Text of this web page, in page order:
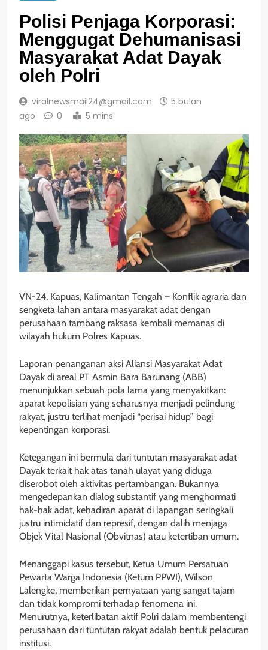
Polisi Penjaga Korporasi:
Menggugat Dehumanisasi
Masyarakat Adat Dayak
oleh Polri
viralnewsmail24@gmail.com
5 bulan
ago
0 5 mins
VN-24, Kapuas, Kalimantan Tengah – Konflik agraria dan
sengketa lahan antara masyarakat adat dengan
perusahaan tambang raksasa kembali memanas di
wilayah hukum Polres Kapuas.
Laporan penanganan aksi Aliansi Masyarakat Adat
Dayak di areal PT Asmin Bara Barunang (ABB)
menunjukkan sebuah pola lama yang menyakitkan:
aparat kepolisian yang seharusnya menjadi pelindung
rakyat, justru terlihat menjadi “perisai hidup” bagi
kepentingan korporasi.
Ketegangan ini bermula dari tuntutan masyarakat adat
Dayak terkait hak atas tanah ulayat yang diduga
diserobot oleh aktivitas pertambangan. Bukannya
mengedepankan dialog substantif yang menghormati
hak-hak adat, kehadiran aparat di lapangan seringkali
justru intimidatif dan represif, dengan dalih menjaga
Objek Vital Nasional (Obvitnas) atau ketertiban umum.
Menanggapi kasus tersebut, Ketua Umum Persatuan
Pewarta Warga Indonesia (Ketum PPWI), Wilson
Lalengke, memberikan pernyataan yang sangat tajam
dan tidak kompromi terhadap fenomena ini.
Menurutnya, keterlibatan aktif Polri dalam membentengi
perusahaan dari tuntutan rakyat adalah bentuk pelacuran
institusi.